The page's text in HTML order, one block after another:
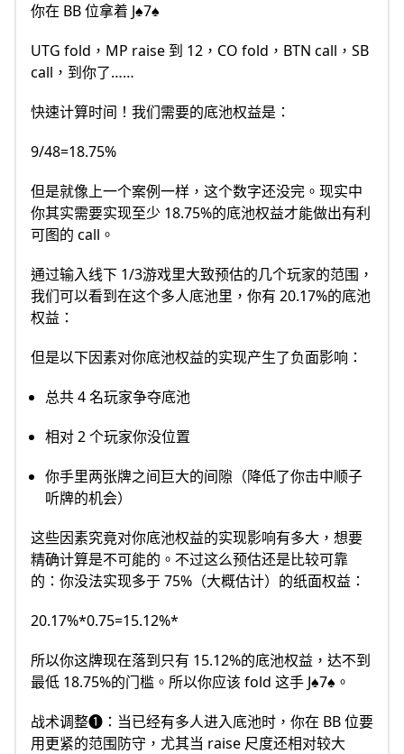
你在 BB 位拿着 J♠7♠
UTG fold，MP raise 到 12，CO fold，BTN call，SB
call，到你了……
快速计算时间！我们需要的底池权益是：
9/48=18.75%
但是就像上一个案例一样，这个数字还没完。现实中
你其实需要实现至少 18.75%的底池权益才能做出有利
可图的 call。
通过输入线下 1/3游戏里大致预估的几个玩家的范围，
我们可以看到在这个多人底池里，你有 20.17%的底池
权益：
但是以下因素对你底池权益的实现产生了负面影响：
总共 4 名玩家争夺底池
相对 2 个玩家你没位置
你手里两张牌之间巨大的间隙（降低了你击中顺子
听牌的机会）
这些因素究竟对你底池权益的实现影响有多大，想要
精确计算是不可能的。不过这么预估还是比较可靠
的：你没法实现多于 75%（大概估计）的纸面权益：
20.17%*0.75=15.12%*
所以你这牌现在落到只有 15.12%的底池权益，达不到
最低 18.75%的门槛。所以你应该 fold 这手 J♠7♠。
战术调整❶：当已经有多人进入底池时，你在 BB 位要
用更紧的范围防守，尤其当 raise 尺度还相对较大